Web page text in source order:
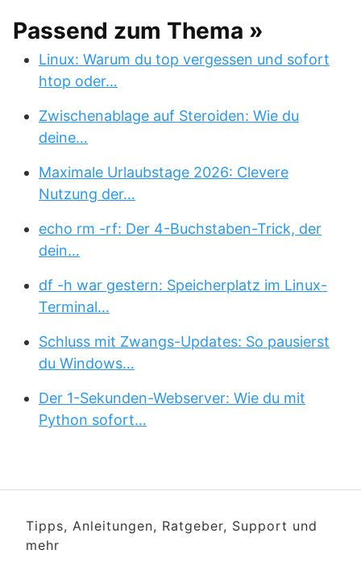
Passend zum Thema »
Linux: Warum du top vergessen und sofort
htop oder…
Zwischenablage auf Steroiden: Wie du
deine…
Maximale Urlaubstage 2026: Clevere
Nutzung der…
echo rm -rf: Der 4-Buchstaben-Trick, der
dein…
df -h war gestern: Speicherplatz im Linux-
Terminal…
Schluss mit Zwangs-Updates: So pausierst
du Windows…
Der 1-Sekunden-Webserver: Wie du mit
Python sofort…
Tipps, Anleitungen, Ratgeber, Support und
mehr